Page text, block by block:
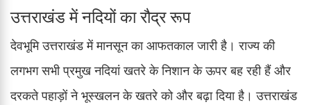
उत्तराखंड में नदियों का रौद्र रूप
देवभूमि उत्तराखंड में मानसून का आफतकाल जारी है। राज्य की
लगभग सभी प्रमुख नदियां खतरे के निशान के ऊपर बह रही हैं और
दरकते पहाड़ों ने भूस्खलन के खतरे को और बढ़ा दिया है। उत्तराखंड